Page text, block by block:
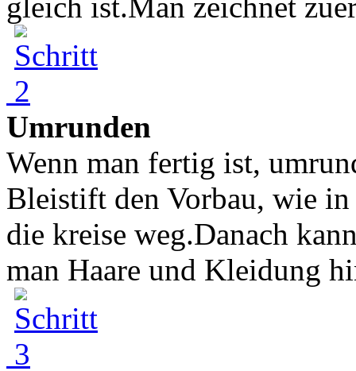
Umrunden
Wenn man fertig ist,
Bleistift den Vorbau, wie
die kreise weg.Danach
man Haare und Kleidung